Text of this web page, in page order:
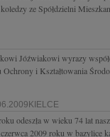
ze Spółdzielni
Jóźwiakowi wyrazy
Ochrony i Kształtowania
odeszła w wieku 74 lat
2009 roku w bazylice